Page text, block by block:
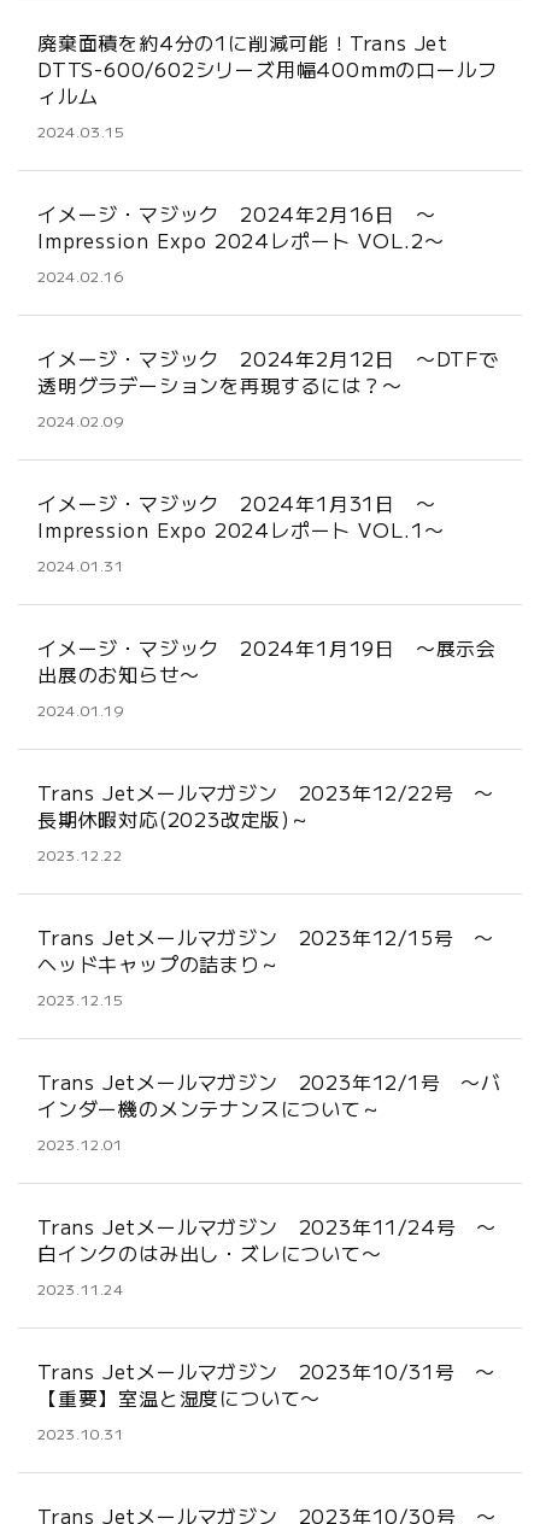
廃棄面積を約4分の1に削減可能！Trans Jet
DTTS-600/602シリーズ用幅400mmのロールフ
ィルム
2024.03.15
イメージ・マジック 2024年2月16日 〜
Impression Expo 2024レポート VOL.2〜
2024.02.16
イメージ・マジック 2024年2月12日 〜DTFで
透明グラデーションを再現するには？〜
2024.02.09
イメージ・マジック 2024年1月31日 〜
Impression Expo 2024レポート VOL.1〜
2024.01.31
イメージ・マジック 2024年1月19日 〜展示会
出展のお知らせ〜
2024.01.19
Trans Jetメールマガジン 2023年12/22号 〜
長期休暇対応(2023改定版)～
2023.12.22
Trans Jetメールマガジン 2023年12/15号 〜
ヘッドキャップの詰まり～
2023.12.15
Trans Jetメールマガジン 2023年12/1号 〜バ
インダー機のメンテナンスについて～
2023.12.01
Trans Jetメールマガジン 2023年11/24号 〜
白インクのはみ出し・ズレについて〜
2023.11.24
Trans Jetメールマガジン 2023年10/31号 〜
【重要】室温と湿度について〜
2023.10.31
Trans Jetメールマガジン 2023年10/30号 〜